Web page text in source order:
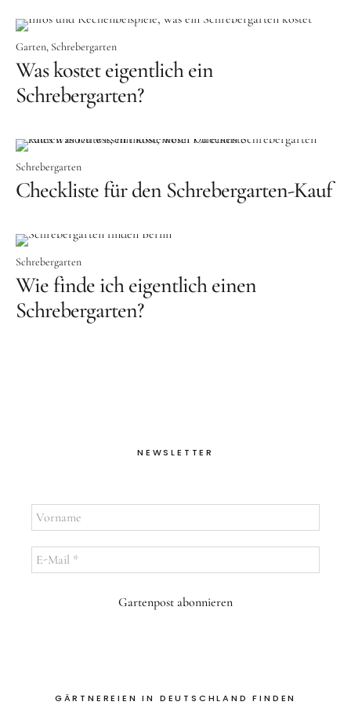
Garten Schrebergarten
Was kostet eigentlich ein
Schrebergarten?
Schrebergarten
Checkliste für den Schrebergarten-Kauf
Schrebergarten
Wie finde ich eigentlich einen
Schrebergarten?
NEWSLETTER
Vorname
E-
Mail
GÄRTNEREIEN IN DEUTSCHLAND FINDEN